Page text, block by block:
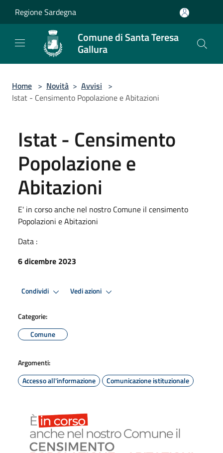
Regione Sardegna
Comune di Santa Teresa
Gallura
Home > Novità > Avvisi >
Istat - Censimento Popolazione e Abitazioni
Istat - Censimento
Popolazione e
Abitazioni
E' in corso anche nel nostro Comune il censimento
Popolazioni e Abitazioni
Data :
6 dicembre 2023
Condividi Vedi azioni
Categorie:
Comune
Argomenti:
Accesso all'informazione
Comunicazione istituzionale